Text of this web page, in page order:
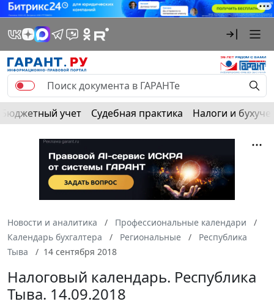
Бюджетный учет Судебная практика Налоги и
Новости и аналитика
Профессиональные календари
Календарь бухгалтера
Региональные
Республика
Тыва
14 сентября 2018
Налоговый календарь. Республика
Тыва. 14.09.2018